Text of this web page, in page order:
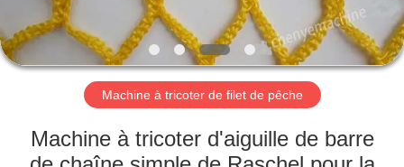
PROPOS
DE
NOUS
VISITE
Machine à tricoter de filet de pêche
Machine à tricoter d'aiguille de barre